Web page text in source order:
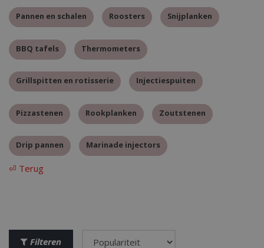
Pannen en schalen Roosters Snijplanken
BBQ tafels Thermometers
Grillspitten en rotisserie Injectiespuiten
Pizzastenen Rookplanken Zoutstenen
Drip pannen Marinade injectors
⏎ Terug
Filteren